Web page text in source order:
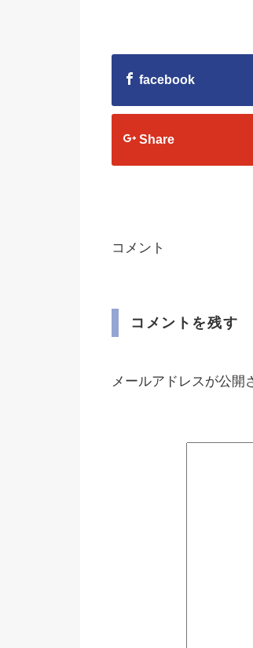
facebook
Share
コメント
コメントを残す
メールアドレスが公開